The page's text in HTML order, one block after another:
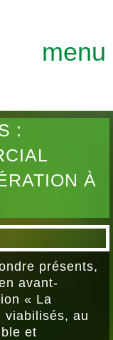
menu
:
À
présents,
avant-
« La
viabilisés, au
et